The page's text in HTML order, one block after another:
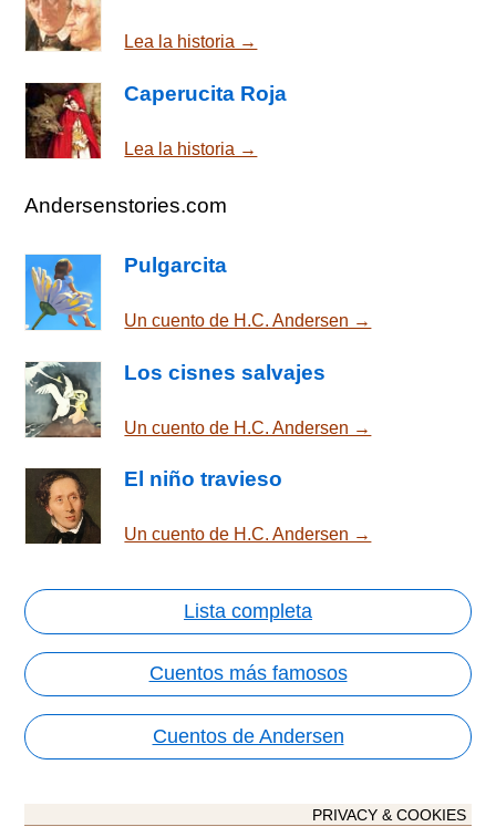
Lea la historia →
Caperucita Roja
Lea la historia →
Andersenstories.com
Pulgarcita
Un cuento de H.C. Andersen →
Los cisnes salvajes
Un cuento de H.C. Andersen →
El niño travieso
Un cuento de H.C. Andersen →
Lista completa
Cuentos más famosos
Cuentos de Andersen
PRIVACY & COOKIES